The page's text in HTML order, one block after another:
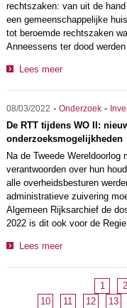
rechtszaken: van uit de
een gemeenschappelijke
tot beroemde rechtszaken
Anneessens ter dood
Lees meer
08/03/2022 - Onderzoek-
De RTT tijdens WO II:
onderzoeksmogelijkheden
Na de Tweede
verantwoorden over hun
alle overheidsbesturen
administratieve zuivering
Algemeen Rijksarchief de
2022 is dit ook voor de
Lees meer
1 2
10
11 12 13